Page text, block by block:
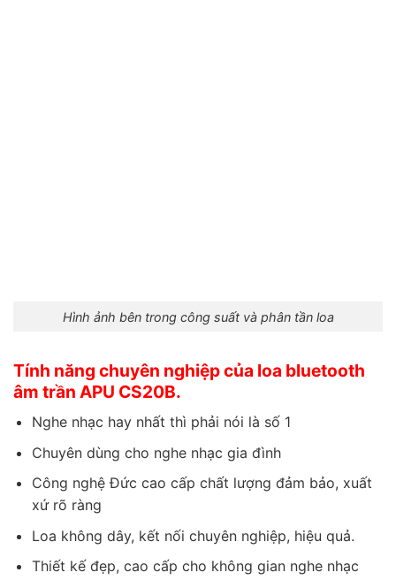
Hình ảnh bên trong công suất và phân tần loa
Tính năng chuyên nghiệp của loa bluetooth
âm trần APU CS20B.
Nghe nhạc hay nhất thì phải nói là số 1
Chuyên dùng cho nghe nhạc gia đình
Công nghệ Đức cao cấp chất lượng đảm bảo, xuất
xứ rõ ràng
Loa không dây, kết nối chuyên nghiệp, hiệu quả.
Thiết kế đẹp, cao cấp cho không gian nghe nhạc